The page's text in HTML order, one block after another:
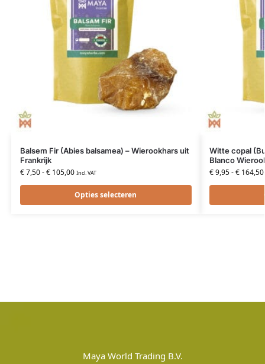
Balsem Fir (Abies balsamea) – Wierookhars uit
Frankrijk
€7,50-€105,00 Incl. VAT
Opties selecteren
Witte copal
Blanco
€9,95-€164,50
Maya World Trading B.V.